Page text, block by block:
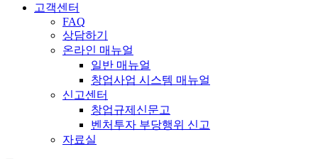
고객센터
FAQ
상담하기
온라인 매뉴얼
일반 매뉴얼
창업사업 시스템 매뉴얼
신고센터
창업규제신문고
벤처투자 부당행위 신고
자료실